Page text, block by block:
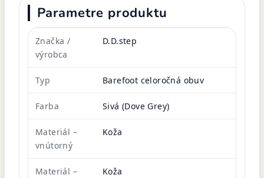
Parametre produktu
Značka /
výrobca
D.D.step
Typ Barefoot celoročná obuv
Farba Sivá (Dove Grey)
Materiál –
vnútorný
Koža
Materiál –
Koža